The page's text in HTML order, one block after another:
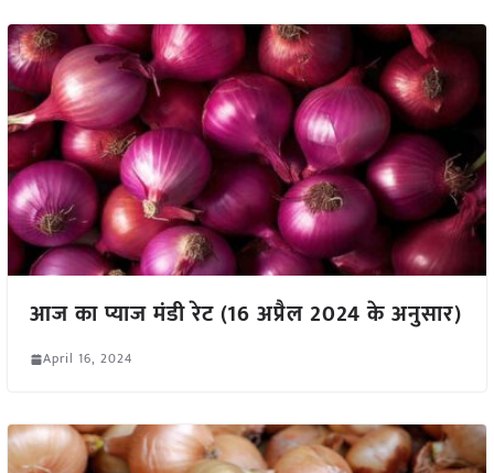
आज का प्याज मंडी रेट (16 अप्रैल 2024 के अनुसार)
April 16, 2024